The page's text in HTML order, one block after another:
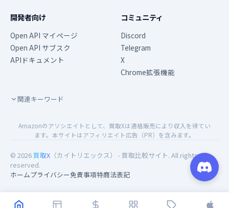
開発者向け
Open API マイページ
Open API サブスク
APIドキュメント
コミュニティ
Discord
Telegram
X
Chrome拡張機能
関連キーワード
Amazonのアソシエイトとして、買取Xは適格販売により収入を得てい
ます。本サイトはアフィリエイト広告（PR）を含みます。
© 2026 買取X （カイトリエックス） - 買取比較サイト. All rights
reserved.
ホームプライバシー免責事項特商法表記